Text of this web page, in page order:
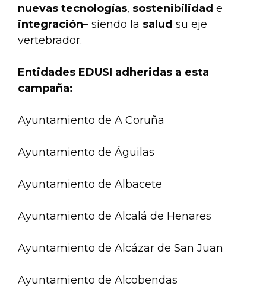
nuevas tecnologías, sostenibilidad e
integración– siendo la salud su eje
vertebrador.
Entidades EDUSI adheridas a esta
campaña:
Ayuntamiento de A Coruña
Ayuntamiento de Águilas
Ayuntamiento de Albacete
Ayuntamiento de Alcalá de Henares
Ayuntamiento de Alcázar de San Juan
Ayuntamiento de Alcobendas